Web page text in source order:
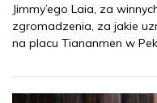
Jimmy’ego Laia, za
zgromadzenia, za jakie
na placu Tiananmen w